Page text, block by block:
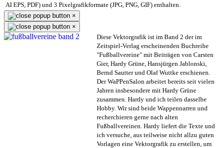
AI EPS, PDF) und 3 Pixelgrafikformate (JPG, PNG, GIF) enthalten.
×
×
Diese Vektorgrafik ist im Band 2 der im
Zeitspiel-Verlag erscheinenden Buchreihe
"Fußballvereine" mit Beiträgen von Carsten
Gier, Hardy Grüne, Hansjürgen Jablonski,
Bernd Sautter und Olaf Wuttke erschienen.
Der WaPPenSalon arbeitet bereits seit vielen
Jahren insbesondere mit Hardy Grüne
zusammen. Hardy und ich teilen dasselbe
Hobby. Wir sind beide Wappennarren und
recherchieren gerne nach alten
Fußballvereinen. Hardy liefert die Texte und
ich versuche, aus teilweise nicht allzu guten
Vorlagen eine Vektorgrafik zu erstellen, um